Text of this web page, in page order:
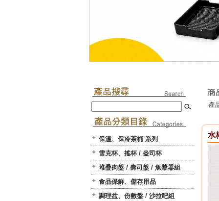
保溫、保冷茶桶 系列
雪克杯、搖杯 / 盎司杯
堆疊肉盤 / 壽司盤 / 魚漿器組
食品保鮮、儲存用品
調理盆、份數盤 / 沙拉吧組
產
水